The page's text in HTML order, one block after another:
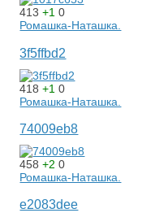
413+10
Ромашка-Наташка.
3f5ffbd2
418+10
Ромашка-Наташка.
74009eb8
458+20
Ромашка-Наташка.
e2083dee